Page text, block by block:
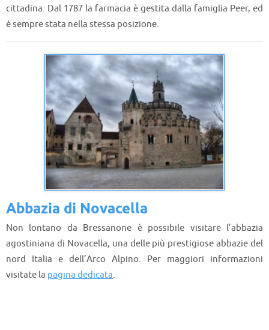
cittadina. Dal 1787 la farmacia è gestita dalla famiglia Peer, ed
è sempre stata nella stessa posizione.
Abbazia di Novacella
Non lontano da Bressanone è possibile visitare l’abbazia
agostiniana di Novacella, una delle più prestigiose abbazie del
nord Italia e dell’Arco Alpino. Per maggiori informazioni
visitate la pagina dedicata.